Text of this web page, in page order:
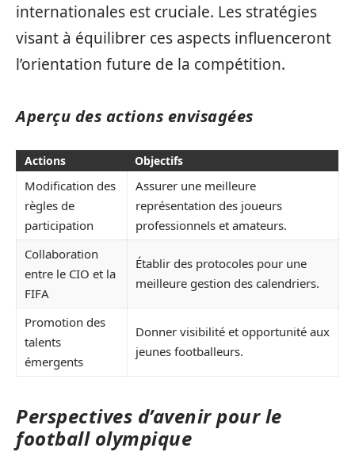
internationales est cruciale. Les stratégies
visant à équilibrer ces aspects influenceront
l’orientation future de la compétition.
Aperçu des actions envisagées
Actions Objectifs
Modification des
règles de
participation
Assurer une meilleure
représentation des joueurs
professionnels et amateurs.
Collaboration
entre le CIO et la
FIFA
Établir des protocoles pour une
meilleure gestion des calendriers.
Promotion des
talents
émergents
Donner visibilité et opportunité aux
jeunes footballeurs.
Perspectives d’avenir pour le
football olympique